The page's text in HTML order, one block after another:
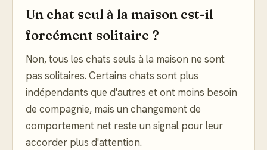
Un chat seul à la maison est-il
forcément solitaire ?
Non, tous les chats seuls à la maison ne sont
pas solitaires. Certains chats sont plus
indépendants que d'autres et ont moins besoin
de compagnie, mais un changement de
comportement net reste un signal pour leur
accorder plus d'attention.